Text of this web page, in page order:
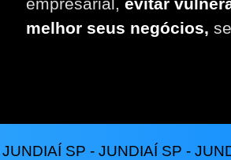
empresarial, evitar
melhor seus negócios,
SP - JUNDIAÍ SP -